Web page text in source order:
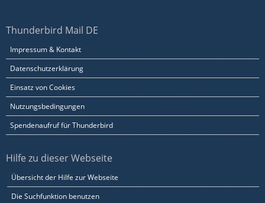
Thunderbird Mail DE
Impressum & Kontakt
Datenschutzerklärung
Einsatz von Cookies
Nutzungsbedingungen
Spendenaufruf für Thunderbird
Hilfe zu dieser Webseite
Übersicht der Hilfe zur Webseite
Die Suchfunktion benutzen